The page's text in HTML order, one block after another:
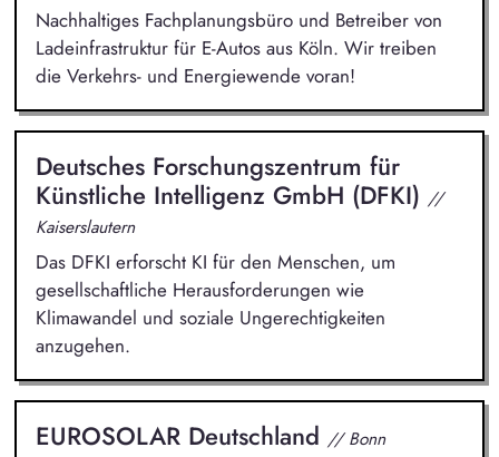
Nachhaltiges Fachplanungsbüro und Betreiber von
Ladeinfrastruktur für E-Autos aus Köln. Wir treiben
die Verkehrs- und Energiewende voran!
Deutsches Forschungszentrum für
Künstliche Intelligenz GmbH (DFKI) //
Kaiserslautern
Das DFKI erforscht KI für den Menschen, um
gesellschaftliche Herausforderungen wie
Klimawandel und soziale Ungerechtigkeiten
anzugehen.
EUROSOLAR Deutschland // Bonn